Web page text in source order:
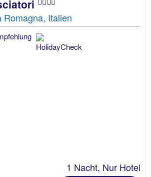
Romagna, Italien
1 Nacht, Nur Hotel